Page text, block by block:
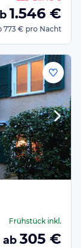
1.546 €
773 € pro Nacht
Frühstückinkl.
ab 305 €